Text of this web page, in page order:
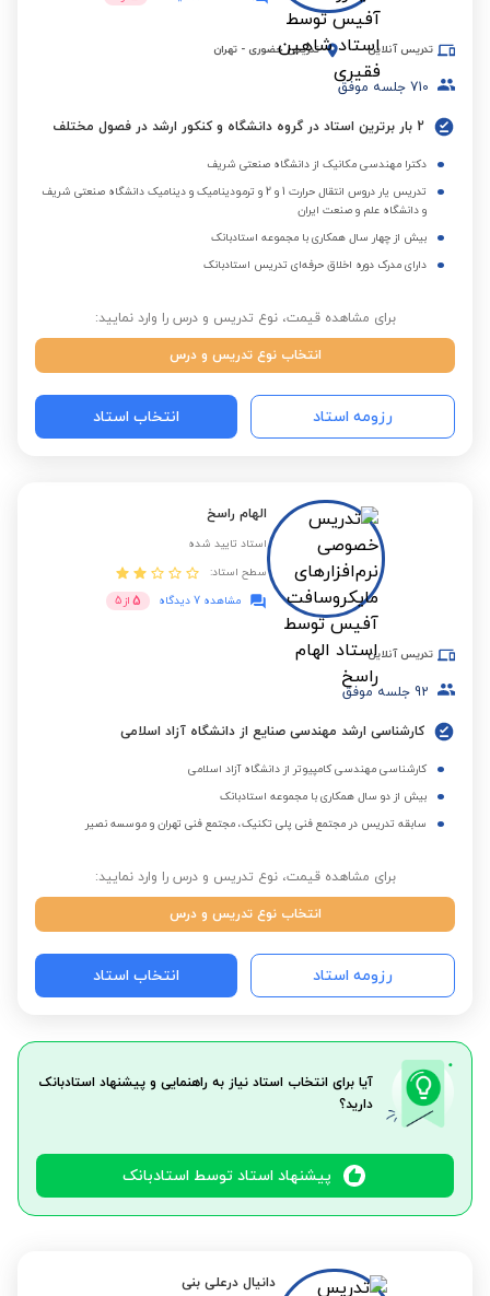
تدریس آنلاین تدریس حضوری - تهران
710 جلسه موفق
2 بار برترین استاد در گروه دانشگاه و کنکور ارشد در فصول مختلف
دکترا مهندسی مکانیک از دانشگاه صنعتی شریف
تدریس یار دروس انتقال حرارت 1 و 2 و ترمودینامیک و دینامیک دانشگاه صنعتی شریف
و دانشگاه علم و صنعت ایران
بیش از چهار سال همکاری با مجموعه استادبانک
دارای مدرک دوره اخلاق حرفه‌ای تدریس استادبانک
برای مشاهده قیمت، نوع تدریس و درس را وارد نمایید:
انتخاب نوع تدریس و درس
رزومه استاد انتخاب استاد
الهام راسخ
استاد تایید شده
سطح استاد:
مشاهده 7 دیدگاه
5 از 5
تدریس آنلاین
92 جلسه موفق
کارشناسی ارشد مهندسی صنایع از دانشگاه آزاد اسلامی
کارشناسی مهندسی کامپیوتر از دانشگاه آزاد اسلامی
بیش از دو سال همکاری با مجموعه استادبانک
سابقه تدریس در مجتمع فنی پلی تکنیک، مجتمع فنی تهران و موسسه نصیر
برای مشاهده قیمت، نوع تدریس و درس را وارد نمایید:
انتخاب نوع تدریس و درس
رزومه استاد انتخاب استاد
آیا برای انتخاب استاد نیاز به راهنمایی و پیشنهاد استادبانک
دارید؟
پیشنهاد استاد توسط استادبانک
دانیال درعلی بنی